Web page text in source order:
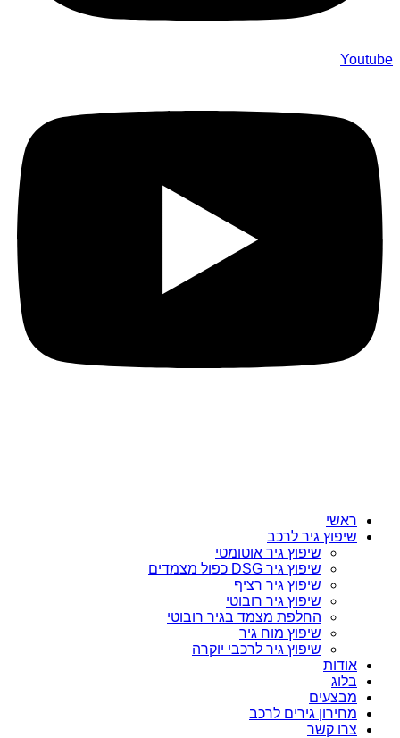
Youtube
ראשי
שיפוץ גיר לרכב
שיפוץ גיר אוטומטי
שיפוץ גיר DSG כפול מצמדים
שיפוץ גיר רציף
שיפוץ גיר רובוטי
החלפת מצמד בגיר רובוטי
שיפוץ מוח גיר
שיפוץ גיר לרכבי יוקרה
אודות
בלוג
מבצעים
מחירון גירים לרכב
צרו קשר